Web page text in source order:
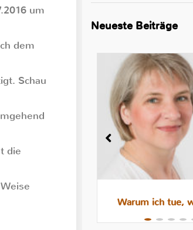
um
dem
Schau
die
Neueste Beiträge
Warum ich tue,